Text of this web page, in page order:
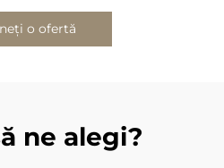
o ofertă
ne alegi?